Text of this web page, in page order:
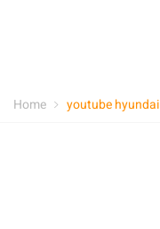
Home youtube hyundai